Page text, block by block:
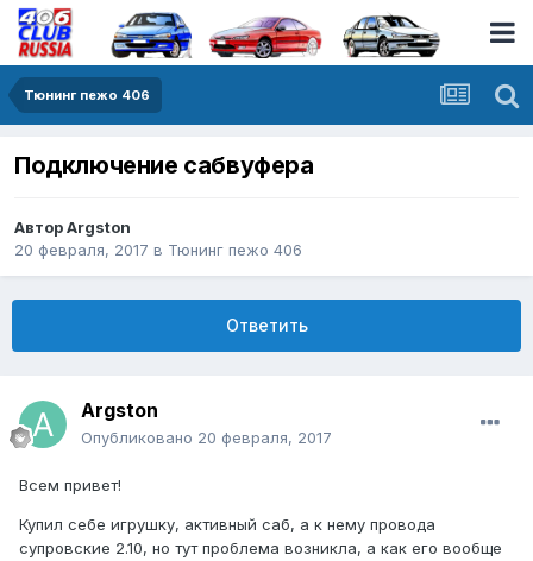
Тюнинг пежо 406
Подключение сабвуфера
АвторArgston
20 февраля, 2017 в Тюнинг пежо 406
Ответить
Argston
Опубликовано 20 февраля, 2017
Всем привет!
Купил себе игрушку, активный саб, а к нему провода
супровские 2.10, но тут проблема возникла, а как его вообще